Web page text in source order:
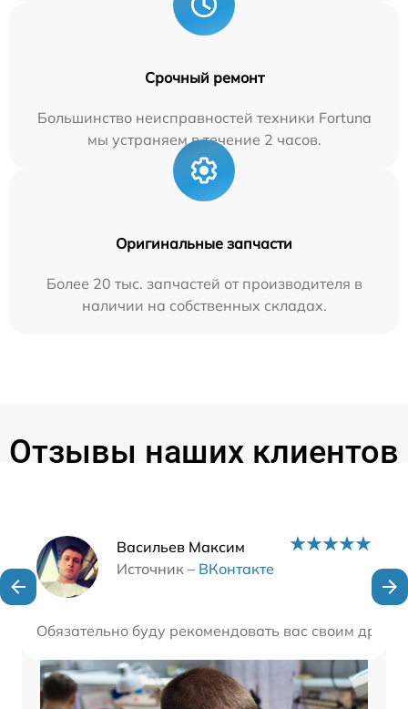
Срочный ремонт
Большинство неисправностей техники Fortuna
мы устраняем в течение 2 часов.
Оригинальные запчасти
Более 20 тыс. запчастей от производителя в
наличии на собственных складах.
Отзывы наших клиентов
Васильев Максим
Источник – ВКонтакте
Обязательно буду рекомендовать вас своим
Наши мастера